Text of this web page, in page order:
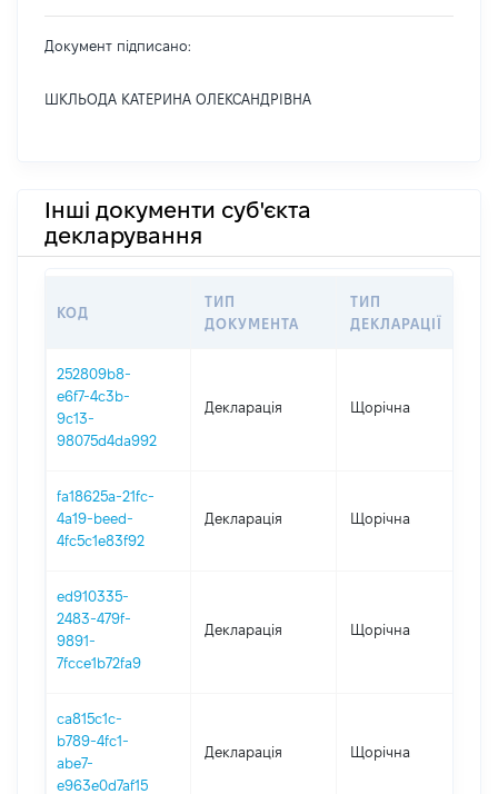
Документ підписано:
ШКЛЬОДА КАТЕРИНА ОЛЕКСАНДРІВНА
Інші документи суб'єкта
декларування
КОД
ТИП
ДОКУМЕНТА
ТИП
ДЕКЛАРАЦІЇ
252809b8-
e6f7-4c3b-
9c13-
98075d4da992
Декларація Щорічна
fa18625a-21fc-
4a19-beed-
4fc5c1e83f92
Декларація Щорічна
ed910335-
2483-479f-
9891-
7fcce1b72fa9
Декларація Щорічна
ca815c1c-
b789-4fc1-
abe7-
e963e0d7af15
Декларація Щорічна